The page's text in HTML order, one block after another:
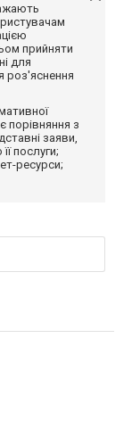
прийняти
для
роз'яснення
порівняння з
заяви,
послуги;
ресурси;